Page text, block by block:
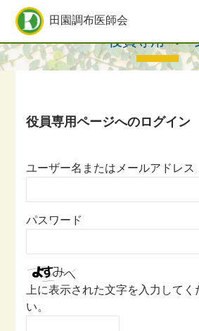
田園調布医師会
役員専用
HOME>
役員専用ペー
ユーザー名またはメールアドレス
パスワード
上に表示された文字を入力してく
い。